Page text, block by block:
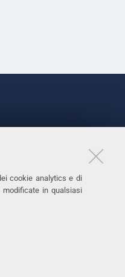
cookie analytics e di
modificate in qualsiasi